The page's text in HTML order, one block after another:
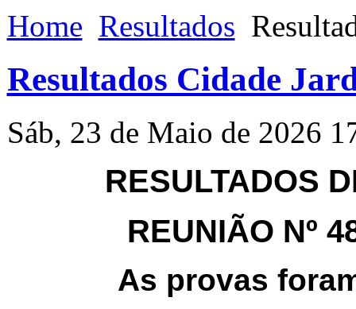
Home Resultados
Resultados Cidade
Sáb, 23 de Maio de 2026
RESULTADOS
REUNIÃO Nº
As provas